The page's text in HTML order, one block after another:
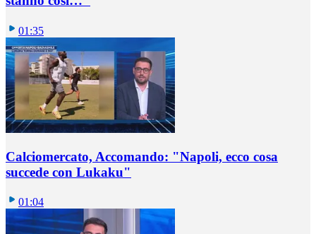
01:35
Calciomercato, Accomando: "Napoli, ecco cosa
succede con Lukaku"
01:04